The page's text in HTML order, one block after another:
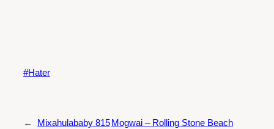
Hater
←
Mixahulababy 815 Mogwai – Rolling Stone Beach